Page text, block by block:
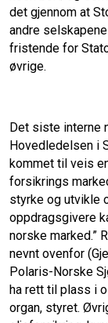
det gjennom at
andre
fristende for
øvrige.
Det siste interne
Hovedledelsen i
kommet til veis
forsikrings
styrke og utvikle
oppdragsgivere
norske marked.”
nevnt ovenfor
Polaris-Norske
ha rett til plass i
organ, styret.